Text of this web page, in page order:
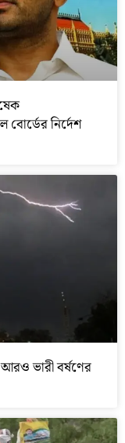
নির্দেশ
আরও ভারী বর্ষণের